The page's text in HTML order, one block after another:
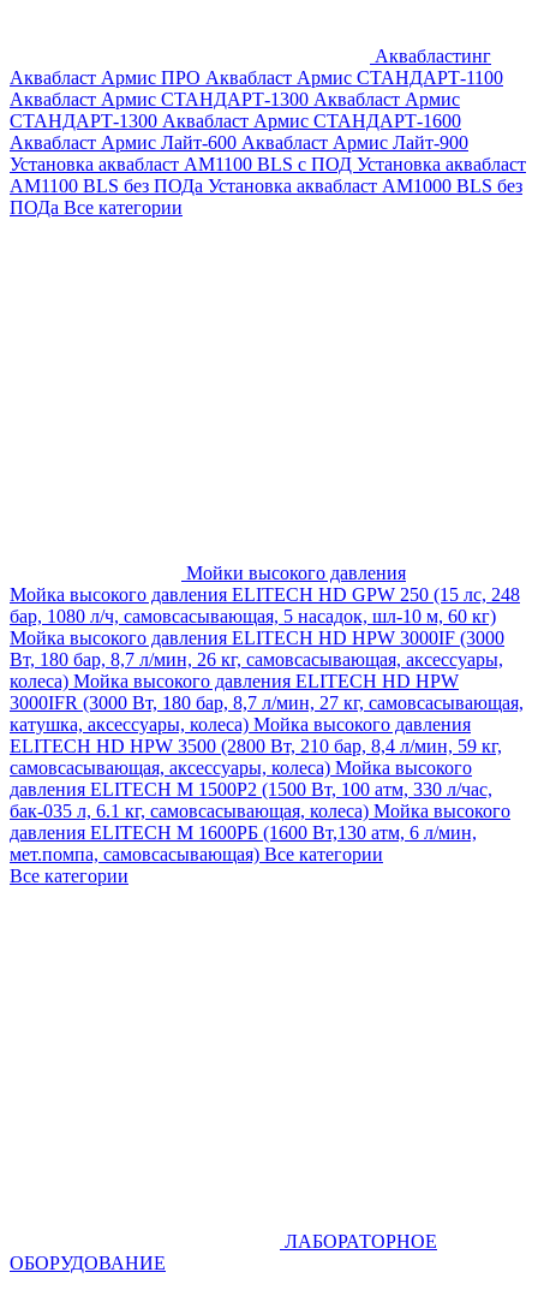
Аквабластинг
Аквабласт Армис ПРО Аквабласт Армис СТАНДАРТ-1100
Аквабласт Армис СТАНДАРТ-1300 Аквабласт Армис
СТАНДАРТ-1300 Аквабласт Армис СТАНДАРТ-1600
Аквабласт Армис Лайт-600 Аквабласт Армис Лайт-900
Установка аквабласт AM1100 BLS с ПОД Установка аквабласт
AM1100 BLS без ПОДа Установка аквабласт AM1000 BLS без
ПОДа Все категории
Мойки высокого давления
Мойка высокого давления ELITECH HD GPW 250 (15 лс, 248
бар, 1080 л/ч, самовсасывающая, 5 насадок, шл-10 м, 60 кг)
Мойка высокого давления ELITECH HD HPW 3000IF (3000
Вт, 180 бар, 8,7 л/мин, 26 кг, самовсасывающая, аксессуары,
колеса) Мойка высокого давления ELITECH HD HPW
3000IFR (3000 Вт, 180 бар, 8,7 л/мин, 27 кг, самовсасывающая,
катушка, аксессуары, колеса) Мойка высокого давления
ELITECH HD HPW 3500 (2800 Вт, 210 бар, 8,4 л/мин, 59 кг,
самовсасывающая, аксессуары, колеса) Мойка высокого
давления ELITECH M 1500P2 (1500 Вт, 100 атм, 330 л/час,
бак-035 л, 6.1 кг, самовсасывающая, колеса) Мойка высокого
давления ELITECH М 1600РБ (1600 Вт,130 атм, 6 л/мин,
мет.помпа, самовсасывающая) Все категории
Все категории
ЛАБОРАТОРНОЕ
ОБОРУДОВАНИЕ